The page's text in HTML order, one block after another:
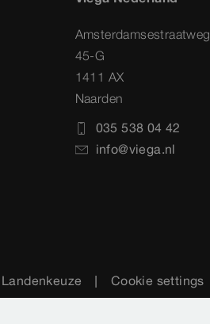
Amsterdamsestraatweg
45-G
1411 AX
Naarden
035 538 04 42
info@viega.nl
Landenkeuze Cookie settings